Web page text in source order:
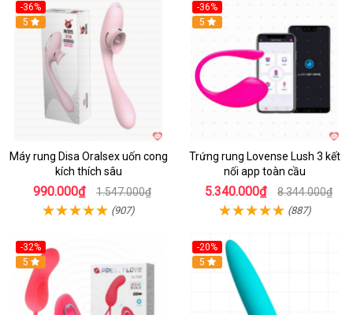
-36%
5
Máy rung Disa Oralsex uốn cong
kích thích sâu
990.000₫ 1.547.000₫
(907)
-36%
Hot
5
Trứng rung Lovense Lush 3 kết
nối app toàn cầu
5.340.000₫ 8.344.000₫
(887)
-32%
5
-20%
5